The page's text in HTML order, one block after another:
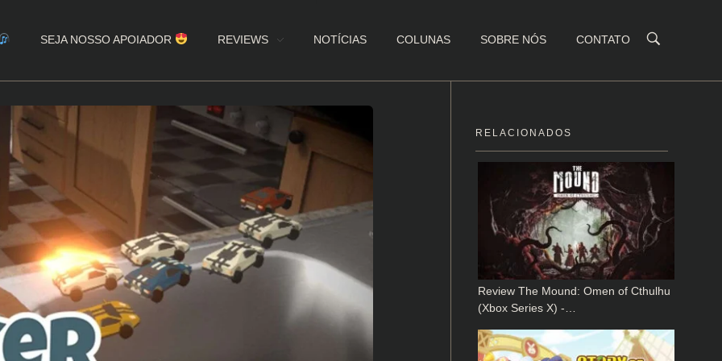
SEJA NOSSO APOIADOR REVIEWS NOTÍCIAS COLUNAS SOBRE NÓS CONTATO
RELACIONADOS
Review The Mound: Omen of Cthulhu
(Xbox Series X) -…